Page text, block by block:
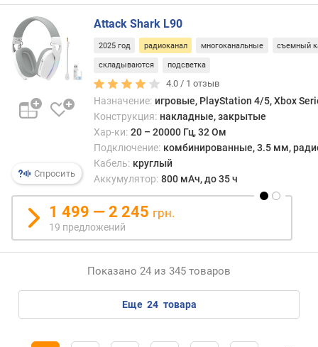
м
)
к
о
-
в
л
у
ч
а
й
к
Спросить
Attack Shark L90
2025 год радиоканал многоканальные съемный
складываются подсветка
4.0 / 1 отзыв
Назначение: игровые, PlayStation 4/5, Xbox
Конструкция: накладные, закрытые
Хар-ки: 20 – 20000 Гц, 32 Ом
Подключение: комбинированные, 3.5 мм,
Кабель: круглый
Аккумулятор: 800 мАч, до 35 ч
1 499 — 2 245 грн.
19 предложений
Показано 24 из 345 товаров
еще 24 товара